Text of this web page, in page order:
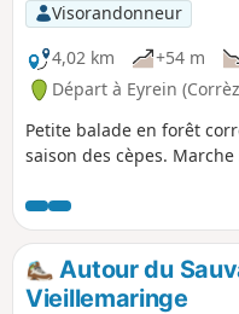
Visorandonneur
4,02 km
+54 m
Départ à Eyrein
Petite balade en forêt
saison des cèpes.
Autour du
Vieillemaringe